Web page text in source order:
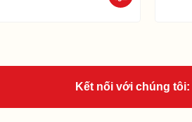
Kết nối với chúng tôi: